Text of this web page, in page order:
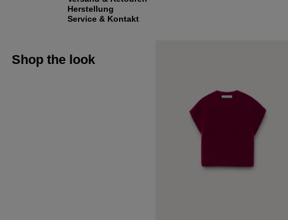
Herstellung
Service & Kontakt
Shop the look